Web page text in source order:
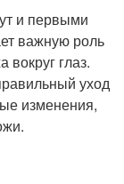
и первыми
важную роль
вокруг глаз.
уход
изменения,